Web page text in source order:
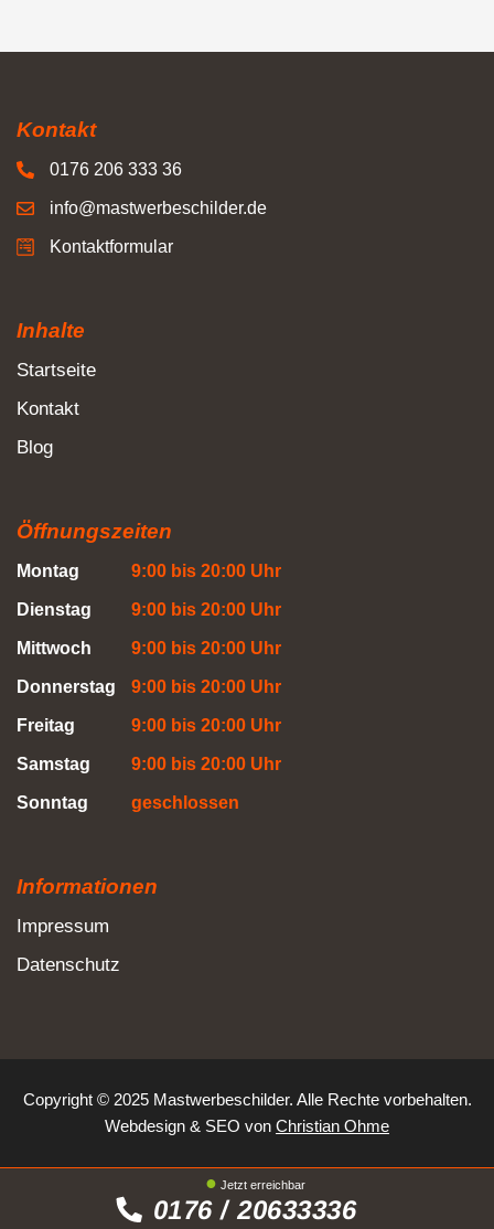
Kontakt
0176 206 333 36
info@mastwerbeschilder.de
Kontaktformular
Inhalte
Startseite
Kontakt
Blog
Öffnungszeiten
Montag 9:00 bis 20:00 Uhr
Dienstag 9:00 bis 20:00 Uhr
Mittwoch 9:00 bis 20:00 Uhr
Donnerstag 9:00 bis 20:00 Uhr
Freitag 9:00 bis 20:00 Uhr
Samstag 9:00 bis 20:00 Uhr
Sonntag geschlossen
Informationen
Impressum
Datenschutz
Copyright © 2025 Mastwerbeschilder. Alle Rechte vorbehalten.
Webdesign & SEO von Christian Ohme
Jetzt erreichbar
0176 / 20633336